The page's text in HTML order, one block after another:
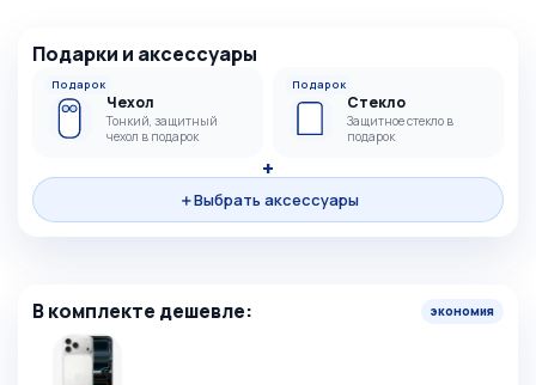
Подарки и аксессуары
Подарок
Чехол
Тонкий, защитный
чехол в подарок
Подарок
Стекло
Защитное стекло в
подарок
+
＋Выбрать аксессуары
В комплекте дешевле: экономия